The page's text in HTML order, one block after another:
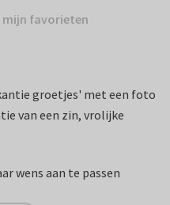
mijn favorieten
groetjes' met een foto
van een zin, vrolijke
wens aan te passen